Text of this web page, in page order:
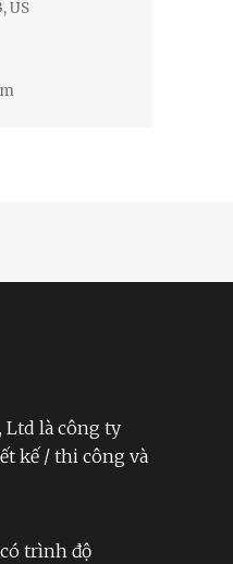
US
Ltd là công ty
kế / thi công và
trình độ